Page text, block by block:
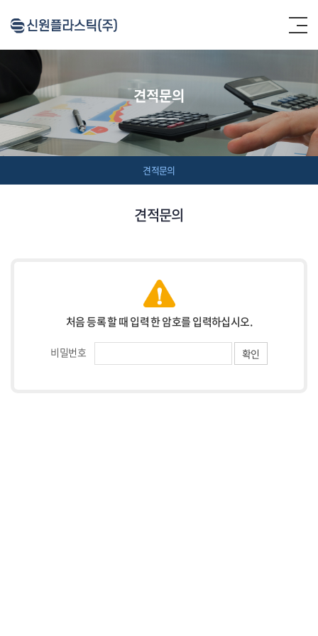
견적문의
견적문의
견적문의
처음 등록 할 때 입력 한 암호를 입력하십시오.
비밀번호